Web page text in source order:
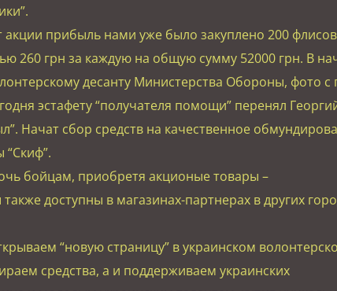
прибыль нами уже было закуплено 200
260 грн за каждую на общую сумму 52000 грн. В
десанту Министерства Обороны, фото с
эстафету “получателя помощи” перенял
Начат сбор средств на качественное
бойцам, приобретя акционые товары –
доступны в магазинах-партнерах в других
“новую страницу” в украинском
средства, а и поддерживаем украинских